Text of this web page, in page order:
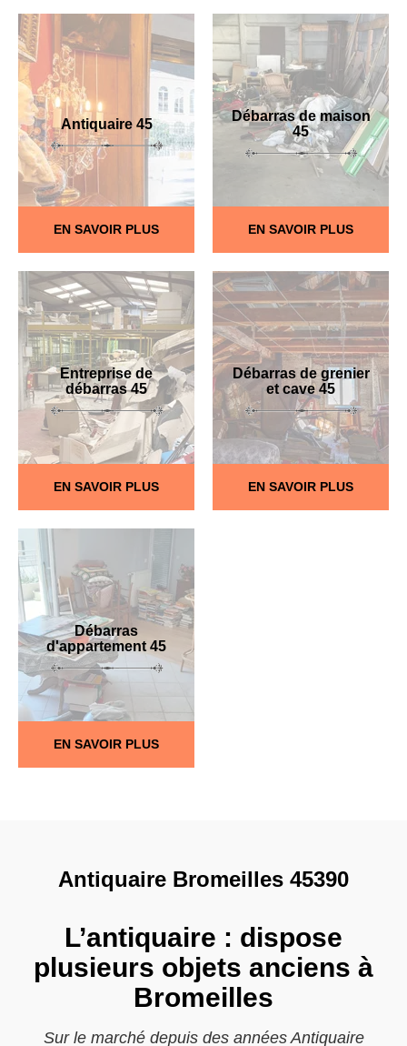
Antiquaire 45
EN SAVOIR PLUS
Débarras de maison
45
EN SAVOIR PLUS
Entreprise de
débarras 45
EN SAVOIR PLUS
Débarras de grenier
et cave 45
EN SAVOIR PLUS
Débarras
d'appartement 45
EN SAVOIR PLUS
Antiquaire Bromeilles 45390
L’antiquaire : dispose
plusieurs objets anciens à
Bromeilles
Sur le marché depuis des années Antiquaire